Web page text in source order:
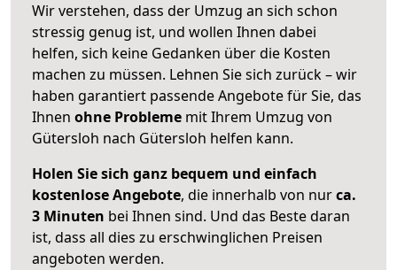
Wir verstehen, dass der Umzug an sich schon
stressig genug ist, und wollen Ihnen dabei
helfen, sich keine Gedanken über die Kosten
machen zu müssen. Lehnen Sie sich zurück – wir
haben garantiert passende Angebote für Sie, das
Ihnen ohne Probleme mit Ihrem Umzug von
Gütersloh nach Gütersloh helfen kann.
Holen Sie sich ganz bequem und einfach
kostenlose Angebote, die innerhalb von nurca.
3 Minuten bei Ihnen sind. Und das Beste daran
ist, dass all dies zu erschwinglichen Preisen
angeboten werden.